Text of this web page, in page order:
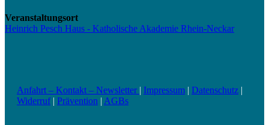
Veranstaltungsort
Heinrich Pesch Haus - Katholische Akademie Rhein-Neckar
Anfahrt – Kontakt – Newsletter | Impressum | Datenschutz |
Widerruf| Prävention | AGBs